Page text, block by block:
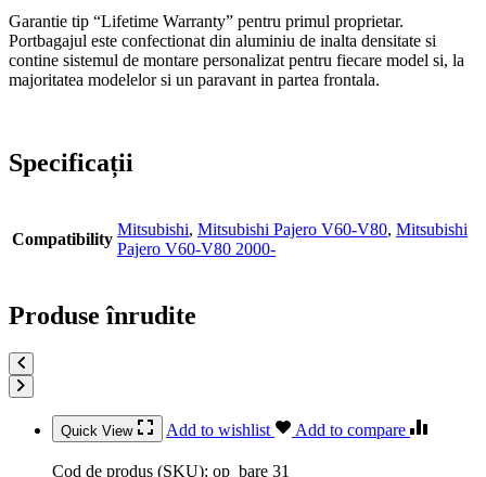
Garantie tip “Lifetime Warranty” pentru primul proprietar.
Portbagajul este confectionat din aluminiu de inalta densitate si
contine sistemul de montare personalizat pentru fiecare model si, la
majoritatea modelelor si un paravant in partea frontala.
Specificații
Compatibility
Mitsubishi, Mitsubishi Pajero V60-V80, Mitsubishi
Pajero V60-V80 2000-
Produse înrudite
Quick View Add to wishlist Add to compare
Cod de produs (SKU): op_bare 31